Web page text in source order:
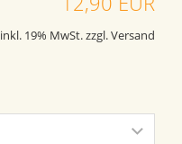
inkl. 19% MwSt. zzgl. Versand